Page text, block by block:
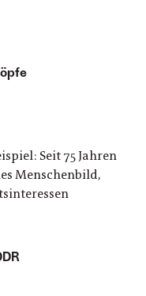
Seit 75 Jahren
Menschenbild,